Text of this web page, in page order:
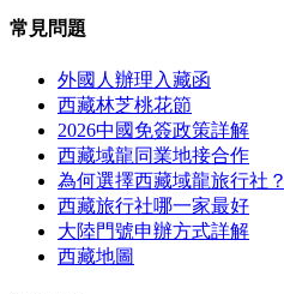
常見問題
外國人辦理入藏函
西藏林芝桃花節
2026中國免簽政策詳解
西藏域龍同業地接合作
為何選擇西藏域龍旅行社？
西藏旅行社哪一家最好
大陸門號申辦方式詳解
西藏地圖